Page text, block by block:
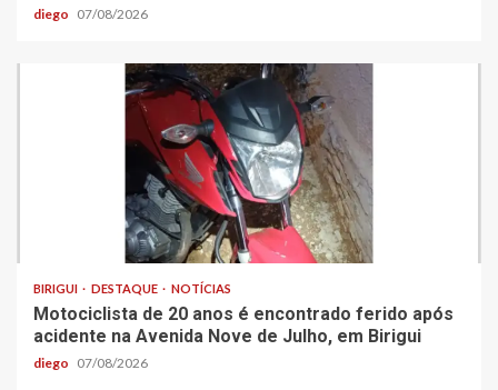
diego 07/08/2026
BIRIGUI DESTAQUE NOTÍCIAS
Motociclista de 20 anos é encontrado ferido após
acidente na Avenida Nove de Julho, em Birigui
diego 07/08/2026